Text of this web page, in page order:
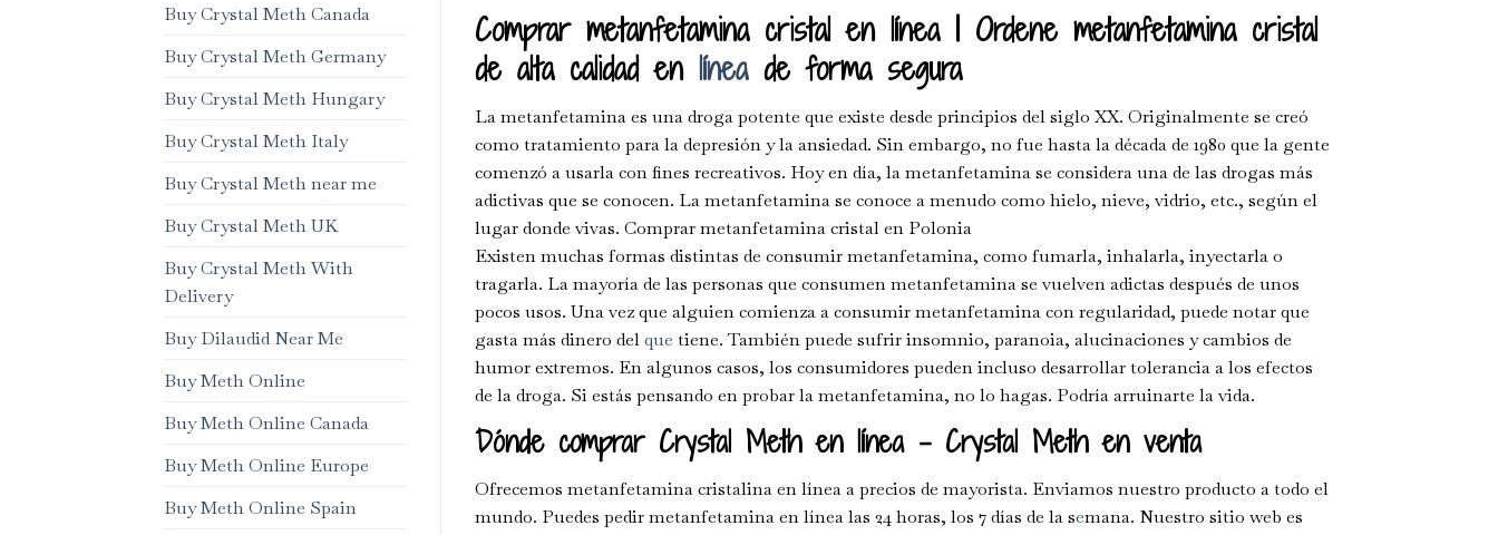
Buy Crystal Meth Canada
Buy Crystal Meth Germany
Buy Crystal Meth Hungary
Buy Crystal Meth Italy
Buy Crystal Meth near me
Buy Crystal Meth UK
Buy Crystal Meth With
Delivery
Buy Dilaudid Near Me
Buy Meth Online
Buy Meth Online Canada
Buy Meth Online Europe
Buy Meth Online Spain
Comprar metanfetamina cristal en línea | Ordene metanfetamina cristal
de alta calidad en líneade forma segura
La metanfetamina es una droga potente que existe desde principios del siglo XX. Originalmente se creó
como tratamiento para la depresión y la ansiedad. Sin embargo, no fue hasta la década de 1980 que la gente
comenzó a usarla con fines recreativos. Hoy en día, la metanfetamina se considera una de las drogas más
adictivas que se conocen. La metanfetamina se conoce a menudo como hielo, nieve, vidrio, etc., según el
lugar donde vivas. Comprar metanfetamina cristal en Polonia
Existen muchas formas distintas de consumir metanfetamina, como fumarla, inhalarla, inyectarla o
tragarla. La mayoría de las personas que consumen metanfetamina se vuelven adictas después de unos
pocos usos. Una vez que alguien comienza a consumir metanfetamina con regularidad, puede notar que
gasta más dinero delque tiene. También puede sufrir insomnio, paranoia, alucinaciones y cambios de
humor extremos. En algunos casos, los consumidores pueden incluso desarrollar tolerancia a los efectos
de la droga. Si estás pensando en probar la metanfetamina, no lo hagas. Podría arruinarte la vida.
Dónde comprar Crystal Meth en línea – Crystal Meth en venta
Ofrecemos metanfetamina cristalina en línea a precios de mayorista. Enviamos nuestro producto a todo el
mundo. Puedes pedir metanfetamina en línea las 24 horas, los 7 días de la semana. Nuestro sitio web es